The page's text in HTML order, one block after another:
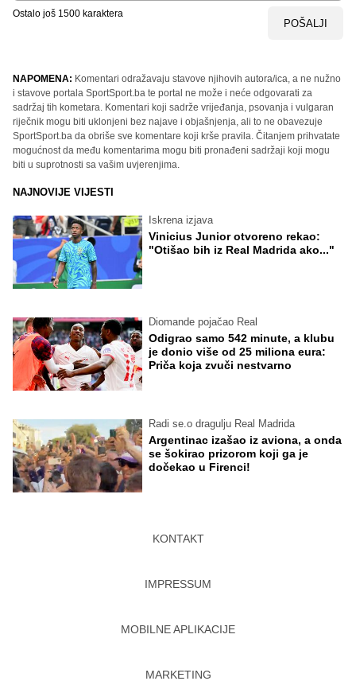
Ostalo još 1500 karaktera
POŠALJI
NAPOMENA: Komentari odražavaju stavove njihovih autora/ica, a ne nužno
i stavove portala SportSport.ba te portal ne može i neće odgovarati za
sadržaj tih kometara. Komentari koji sadrže vrijeđanja, psovanja i vulgaran
riječnik mogu biti uklonjeni bez najave i objašnjenja, ali to ne obavezuje
SportSport.ba da obriše sve komentare koji krše pravila. Čitanjem prihvatate
mogućnost da među komentarima mogu biti pronađeni sadržaji koji mogu
biti u suprotnosti sa vašim uvjerenjima.
NAJNOVIJE VIJESTI
Iskrena izjava
Vinicius Junior otvoreno rekao:
"Otišao bih iz Real Madrida ako..."
Diomande pojačao Real
Odigrao samo 542 minute, a klubu
je donio više od 25 miliona eura:
Priča koja zvuči nestvarno
Radi se.o dragulju Real Madrida
Argentinac izašao iz aviona, a onda
se šokirao prizorom koji ga je
dočekao u Firenci!
KONTAKT
IMPRESSUM
MOBILNE APLIKACIJE
MARKETING